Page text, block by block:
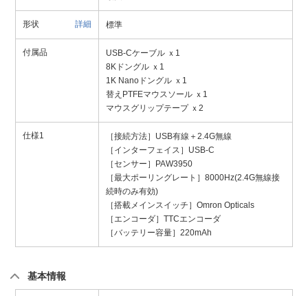
形状 詳細 標準
付属品
USB-Cケーブル ｘ1
8Kドングル ｘ1
1K Nanoドングル ｘ1
替えPTFEマウスソール ｘ1
マウスグリップテープ ｘ2
仕様1
［接続方法］USB有線＋2.4G無線
［インターフェイス］USB-C
［センサー］PAW3950
［最大ポーリングレート］8000Hz(2.4G無線接
続時のみ有効)
［搭載メインスイッチ］Omron Opticals
［エンコーダ］TTCエンコーダ
［バッテリー容量］220mAh
基本情報